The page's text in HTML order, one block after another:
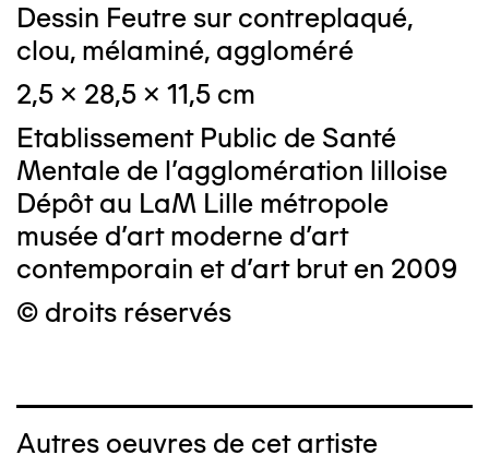
Dessin Feutre sur contreplaqué,
clou, mélaminé, aggloméré
2,5 x 28,5 x 11,5 cm
Etablissement Public de Santé
Mentale de l'agglomération lilloise
Dépôt au LaM Lille métropole
musée d’art moderne d’art
contemporain et d’art brut en 2009
© droits réservés
Autres oeuvres de cet artiste